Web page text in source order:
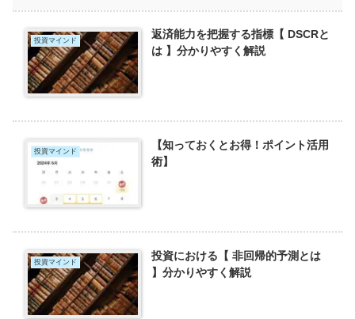
投資マインド
返済能力を把握する指標【 DSCRと
は 】分かりやすく解説
投資マインド
【知っておくとお得！ポイント活用
術】
投資マインド
投資における【 非回帰的予測とは
】分かりやすく解説